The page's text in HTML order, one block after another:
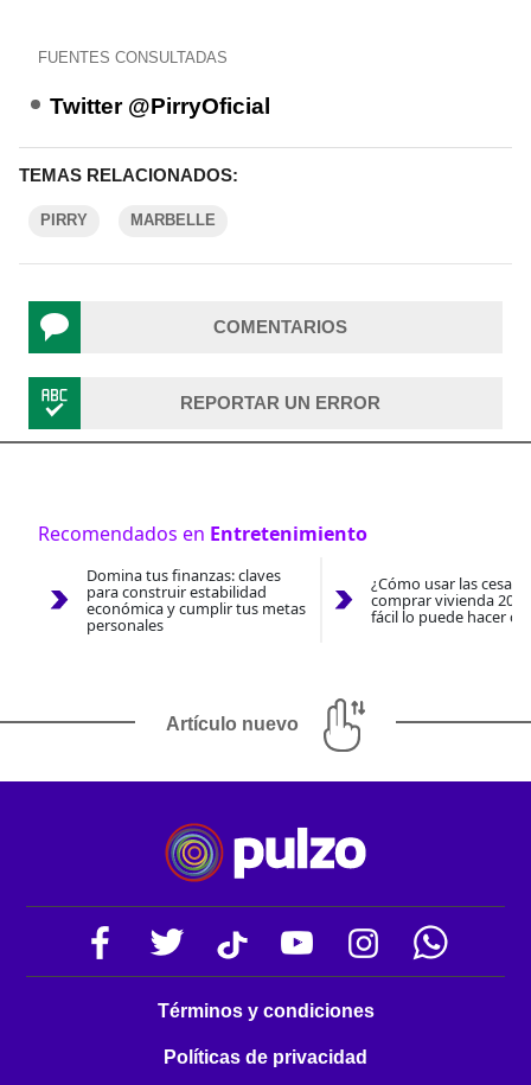
FUENTES CONSULTADAS
Twitter @PirryOficial
TEMAS RELACIONADOS:
PIRRY MARBELLE
COMENTARIOS
REPORTAR UN ERROR
Recomendados en Entretenimiento
Domina tus finanzas: claves
para construir estabilidad
económica y cumplir tus metas
personales
¿Cómo usar las
comprar vivienda
fácil lo puede hacer
Artículo nuevo
Términos y condiciones
Políticas de privacidad